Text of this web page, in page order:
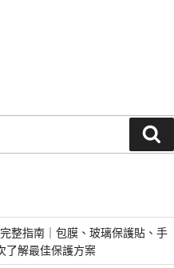
尋
整指南｜包膜、玻璃保護貼、手
了解最佳保護方案